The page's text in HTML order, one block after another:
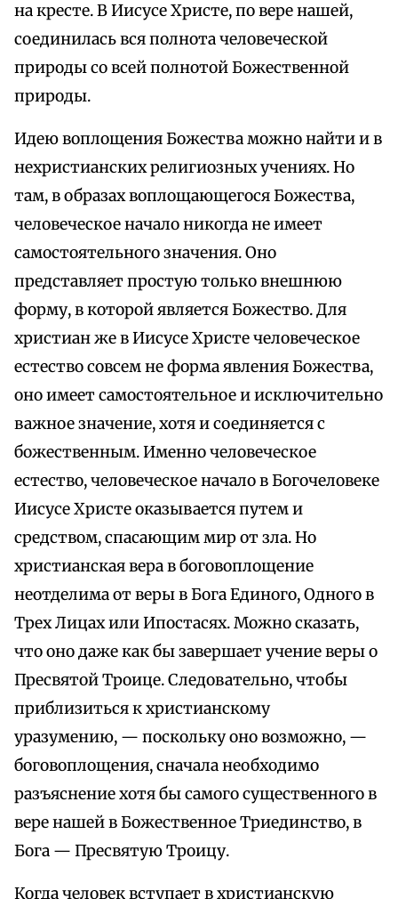
на кресте. В Иисусе Христе, по вере нашей,
соединилась вся полнота человеческой
природы со всей полнотой Божественной
природы.
Идею воплощения Божества можно найти и в
нехристианских религиозных учениях. Но
там, в образах воплощающегося Божества,
человеческое начало никогда не имеет
самостоятельного значения. Оно
представляет простую только внешнюю
форму, в которой является Божество. Для
христиан же в Иисусе Христе человеческое
естество совсем не форма явления Божества,
оно имеет самостоятельное и исключительно
важное значение, хотя и соединяется с
божественным. Именно человеческое
естество, человеческое начало в Богочеловеке
Иисусе Христе оказывается путем и
средством, спасающим мир от зла. Но
христианская вера в боговоплощение
неотделима от веры в Бога Единого, Одного в
Трех Лицах или Ипостасях. Можно сказать,
что оно даже как бы завершает учение веры о
Пресвятой Троице. Следовательно, чтобы
приблизиться к христианскому
уразумению, — поскольку оно возможно, —
боговоплощения, сначала необходимо
разъяснение хотя бы самого существенного в
вере нашей в Божественное Триединство, в
Бога — Пресвятую Троицу.
Когда человек вступает в христианскую